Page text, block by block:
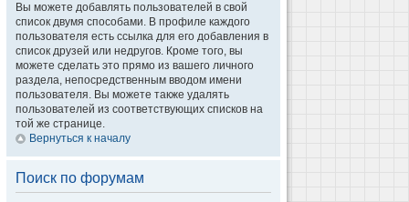
Вы можете добавлять пользователей в свой
список двумя способами. В профиле каждого
пользователя есть ссылка для его добавления в
список друзей или недругов. Кроме того, вы
можете сделать это прямо из вашего личного
раздела, непосредственным вводом имени
пользователя. Вы можете также удалять
пользователей из соответствующих списков на
той же странице.
Вернуться к началу
Поиск по форумам